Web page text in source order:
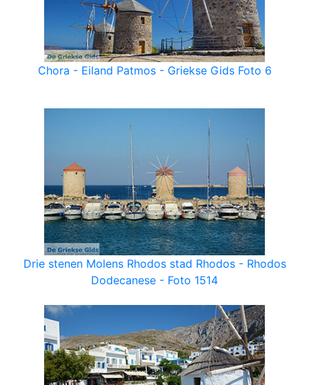
Chora - Eiland Patmos - Griekse Gids Foto 6
Drie stenen Molens Rhodos stad Rhodos - Rhodos
Dodecanese - Foto 1514